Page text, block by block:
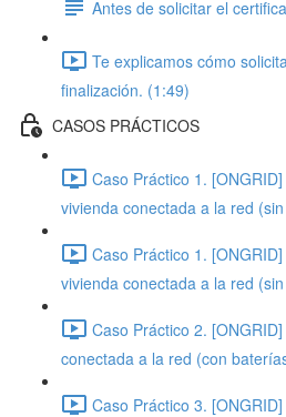
Antes de solicitar el
Te explicamos cómo
finalización. (1:49)
CASOS PRÁCTICOS
Caso Práctico 1.
vivienda conectada a la red
Caso Práctico 1.
vivienda conectada a la red
Caso Práctico 2.
conectada a la red (con
Caso Práctico 3.